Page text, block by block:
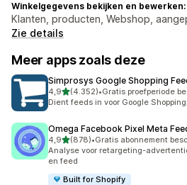
Winkelgegevens bekijken en bewerken:
Klanten, producten, Webshop,
Zie details
Meer apps zoals deze
Simprosys Google Shopping
4,9van 5 sterren
(4.352)
4352 recensies in totaal
•Gratis proefperiode
Dient feeds in voor Google
Omega Facebook Pixel Meta
4,9van 5 sterren
(878)
878 recensies in totaal
•Gratis abonnement
Analyse voor retargeting-
en feed
Built for Shopify